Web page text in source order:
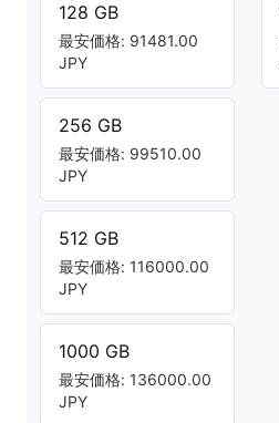
128 GB
最安価格: 91481.00
JPY
256 GB
最安価格: 99510.00
JPY
512 GB
最安価格: 116000.00
JPY
1000 GB
最安価格: 136000.00
JPY